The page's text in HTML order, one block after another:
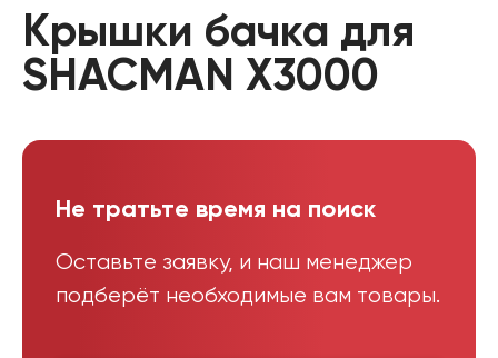
Крышки бачка для
SHACMAN X3000
Не тратьте время на поиск
Оставьте заявку, и наш менеджер
подберёт необходимые вам товары.